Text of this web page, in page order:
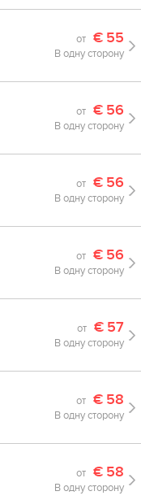
от € 55
В одну сторону
от € 56
В одну сторону
от € 56
В одну сторону
от € 56
В одну сторону
от € 57
В одну сторону
от € 58
В одну сторону
от € 58
В одну сторону